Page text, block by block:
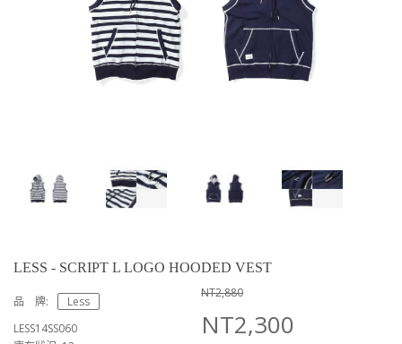
LESS - SCRIPT L LOGO HOODED VEST
品 牌:
Less
LESS14SS060
NT2,880
NT2,300